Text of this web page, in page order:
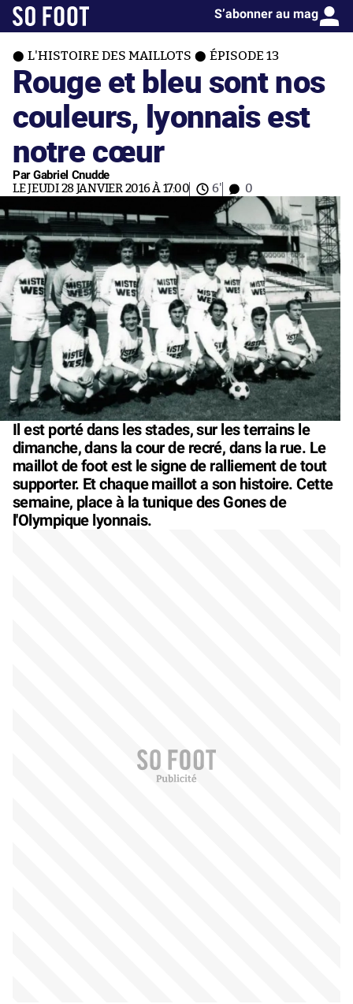
S’abonner au mag
L'HISTOIRE DES MAILLOTS ÉPISODE 13
Rouge et bleu sont nos
couleurs, lyonnais est
notre cœur
Par Gabriel Cnudde
LE JEUDI 28 JANVIER 2016 À 17:00 6' 0
Il est porté dans les stades, sur les terrains le
dimanche, dans la cour de recré, dans la rue. Le
maillot de foot est le signe de ralliement de tout
supporter. Et chaque maillot a son histoire. Cette
semaine, place à la tunique des Gones de
l'Olympique lyonnais.